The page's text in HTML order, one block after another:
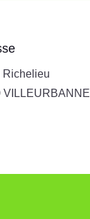
Richelieu
VILLEURBANNE